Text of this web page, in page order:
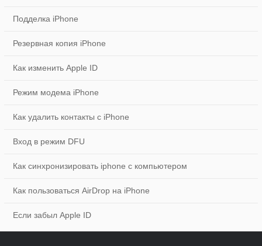
Подделка iPhone
Резервная копия iPhone
Как изменить Apple ID
Режим модема iPhone
Как удалить контакты с iPhone
Вход в режим DFU
Как синхронизировать iphone с компьютером
Как пользоваться AirDrop на iPhone
Если забыл Apple ID